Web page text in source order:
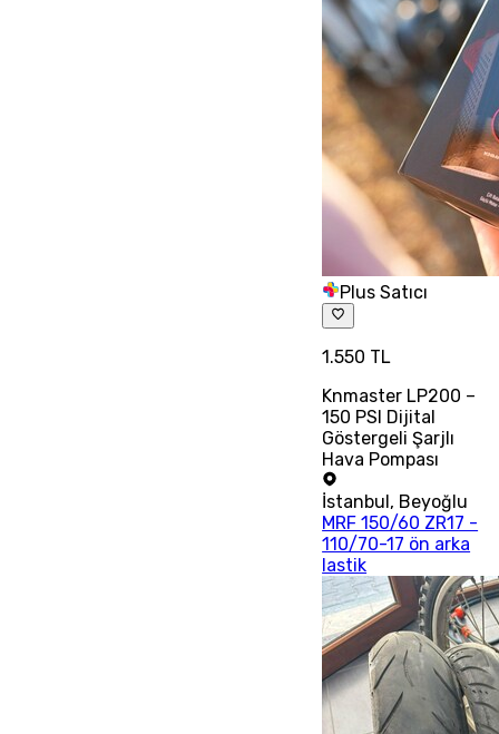
Plus Satıcı
1.550 TL
Knmaster LP200 –
150 PSI Dijital
Göstergeli Şarjlı
Hava Pompası
İstanbul, Beyoğlu
MRF 150/60 ZR17 -
110/70-17 ön arka
lastik